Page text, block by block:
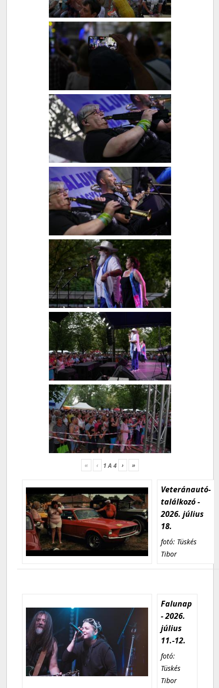
« ‹ 1A 4 › »
Veteránautó-
találkozó -
2026. július
18.
fotó: Tüskés
Tibor
Falunap
- 2026.
július
11.-12.
fotó:
Tüskés
Tibor